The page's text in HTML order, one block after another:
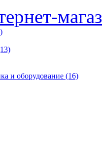
и оборудование (16)